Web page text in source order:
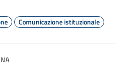
Comunicazione istituzionale